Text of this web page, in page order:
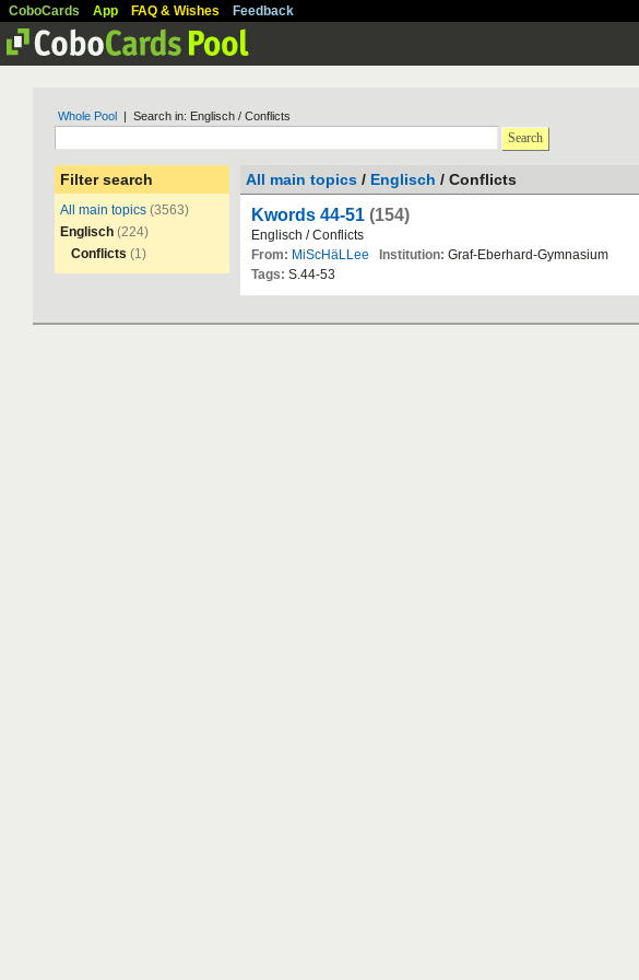
CoboCards App FAQ & Wishes Feedback
Whole Pool | Search in: Englisch / Conflicts
Search
Filter search
All main topics (3563)
Englisch (224)
Conflicts (1)
All main topics / Englisch / Conflicts
Kwords 44-51 (154)
Englisch /Conflicts
From: MiScHäLLee Institution: Graf-Eberhard-Gymnasium
Tags: S.44-53